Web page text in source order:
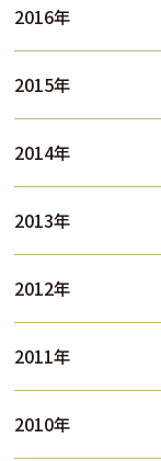
2016年
2015年
2014年
2013年
2012年
2011年
2010年